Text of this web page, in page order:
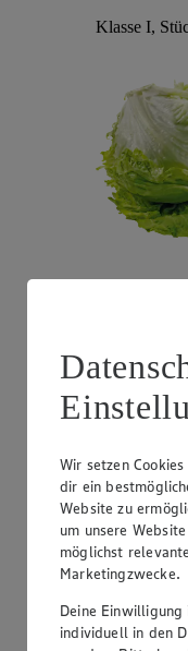
Klasse I,
Wir setzen
dir ein
Website zu
um unsere
möglichst
Marketingzwecke.
Deine
individuell in den